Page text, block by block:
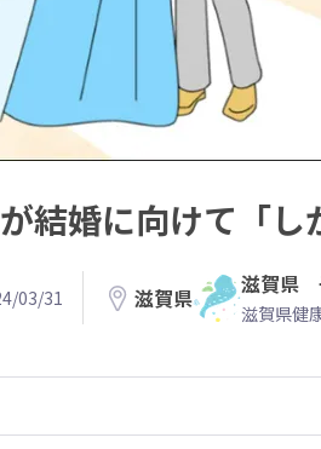
結婚に向けて「し
03/31 滋賀県 滋賀県
滋賀県健